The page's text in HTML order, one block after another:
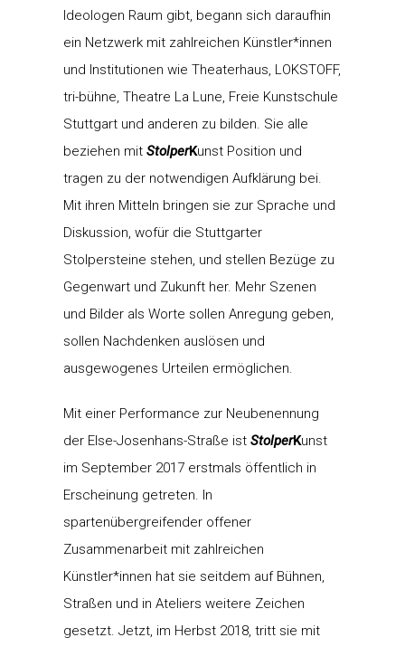
Ideologen Raum gibt, begann sich daraufhin
ein Netzwerk mit zahlreichen Künstler*innen
und Institutionen wie Theaterhaus, LOKSTOFF,
tri-bühne, Theatre La Lune, Freie Kunstschule
Stuttgart und anderen zu bilden. Sie alle
beziehen mit StolperKunst Position und
tragen zu der notwendigen Aufklärung bei.
Mit ihren Mitteln bringen sie zur Sprache und
Diskussion, wofür die Stuttgarter
Stolpersteine stehen, und stellen Bezüge zu
Gegenwart und Zukunft her. Mehr Szenen
und Bilder als Worte sollen Anregung geben,
sollen Nachdenken auslösen und
ausgewogenes Urteilen ermöglichen.
Mit einer Performance zur Neubenennung
der Else-Josenhans-Straße ist StolperKunst
im September 2017 erstmals öffentlich in
Erscheinung getreten. In
spartenübergreifender offener
Zusammenarbeit mit zahlreichen
Künstler*innen hat sie seitdem auf Bühnen,
Straßen und in Ateliers weitere Zeichen
gesetzt. Jetzt, im Herbst 2018, tritt sie mit